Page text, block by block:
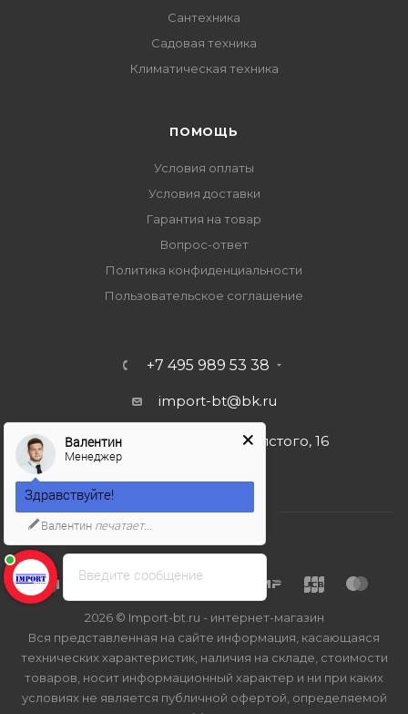
Сантехника
Садовая техника
Климатическая техника
ПОМОЩЬ
Условия оплаты
Условия доставки
Гарантия на товар
Вопрос-ответ
Политика конфиденциальности
Пользовательское соглашение
+7 495 989 53 38
import-bt@bk.ru
г. Москва, ул. Льва Толстого, 16
2026 © Import-bt.ru - интернет-магазин
Вся представленная на сайте информация, касающаяся
технических характеристик, наличия на складе, стоимости
товаров, носит информационный характер и ни при каких
условиях не является публичной офертой, определяемой
Введите сообщение
Валентин
Менеджер
Здравствуйте!
Валентин печатает...